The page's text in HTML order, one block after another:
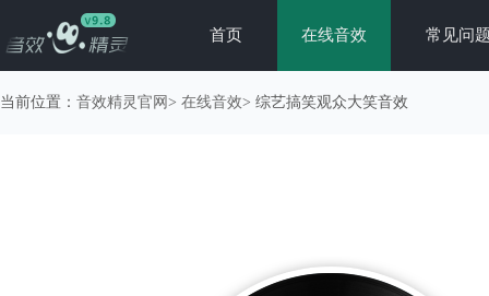
首页 在线音效 常见问
当前位置： 音效精灵官网 > 在线音效> 综艺搞笑观众大笑音效